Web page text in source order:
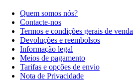
Quem somos nós?
Contacte-nos
Termos e condições gerais de venda
Devoluções e reembolsos
Informação legal
Meios de pagamento
Tarifas e opções de envio
Nota de Privacidade